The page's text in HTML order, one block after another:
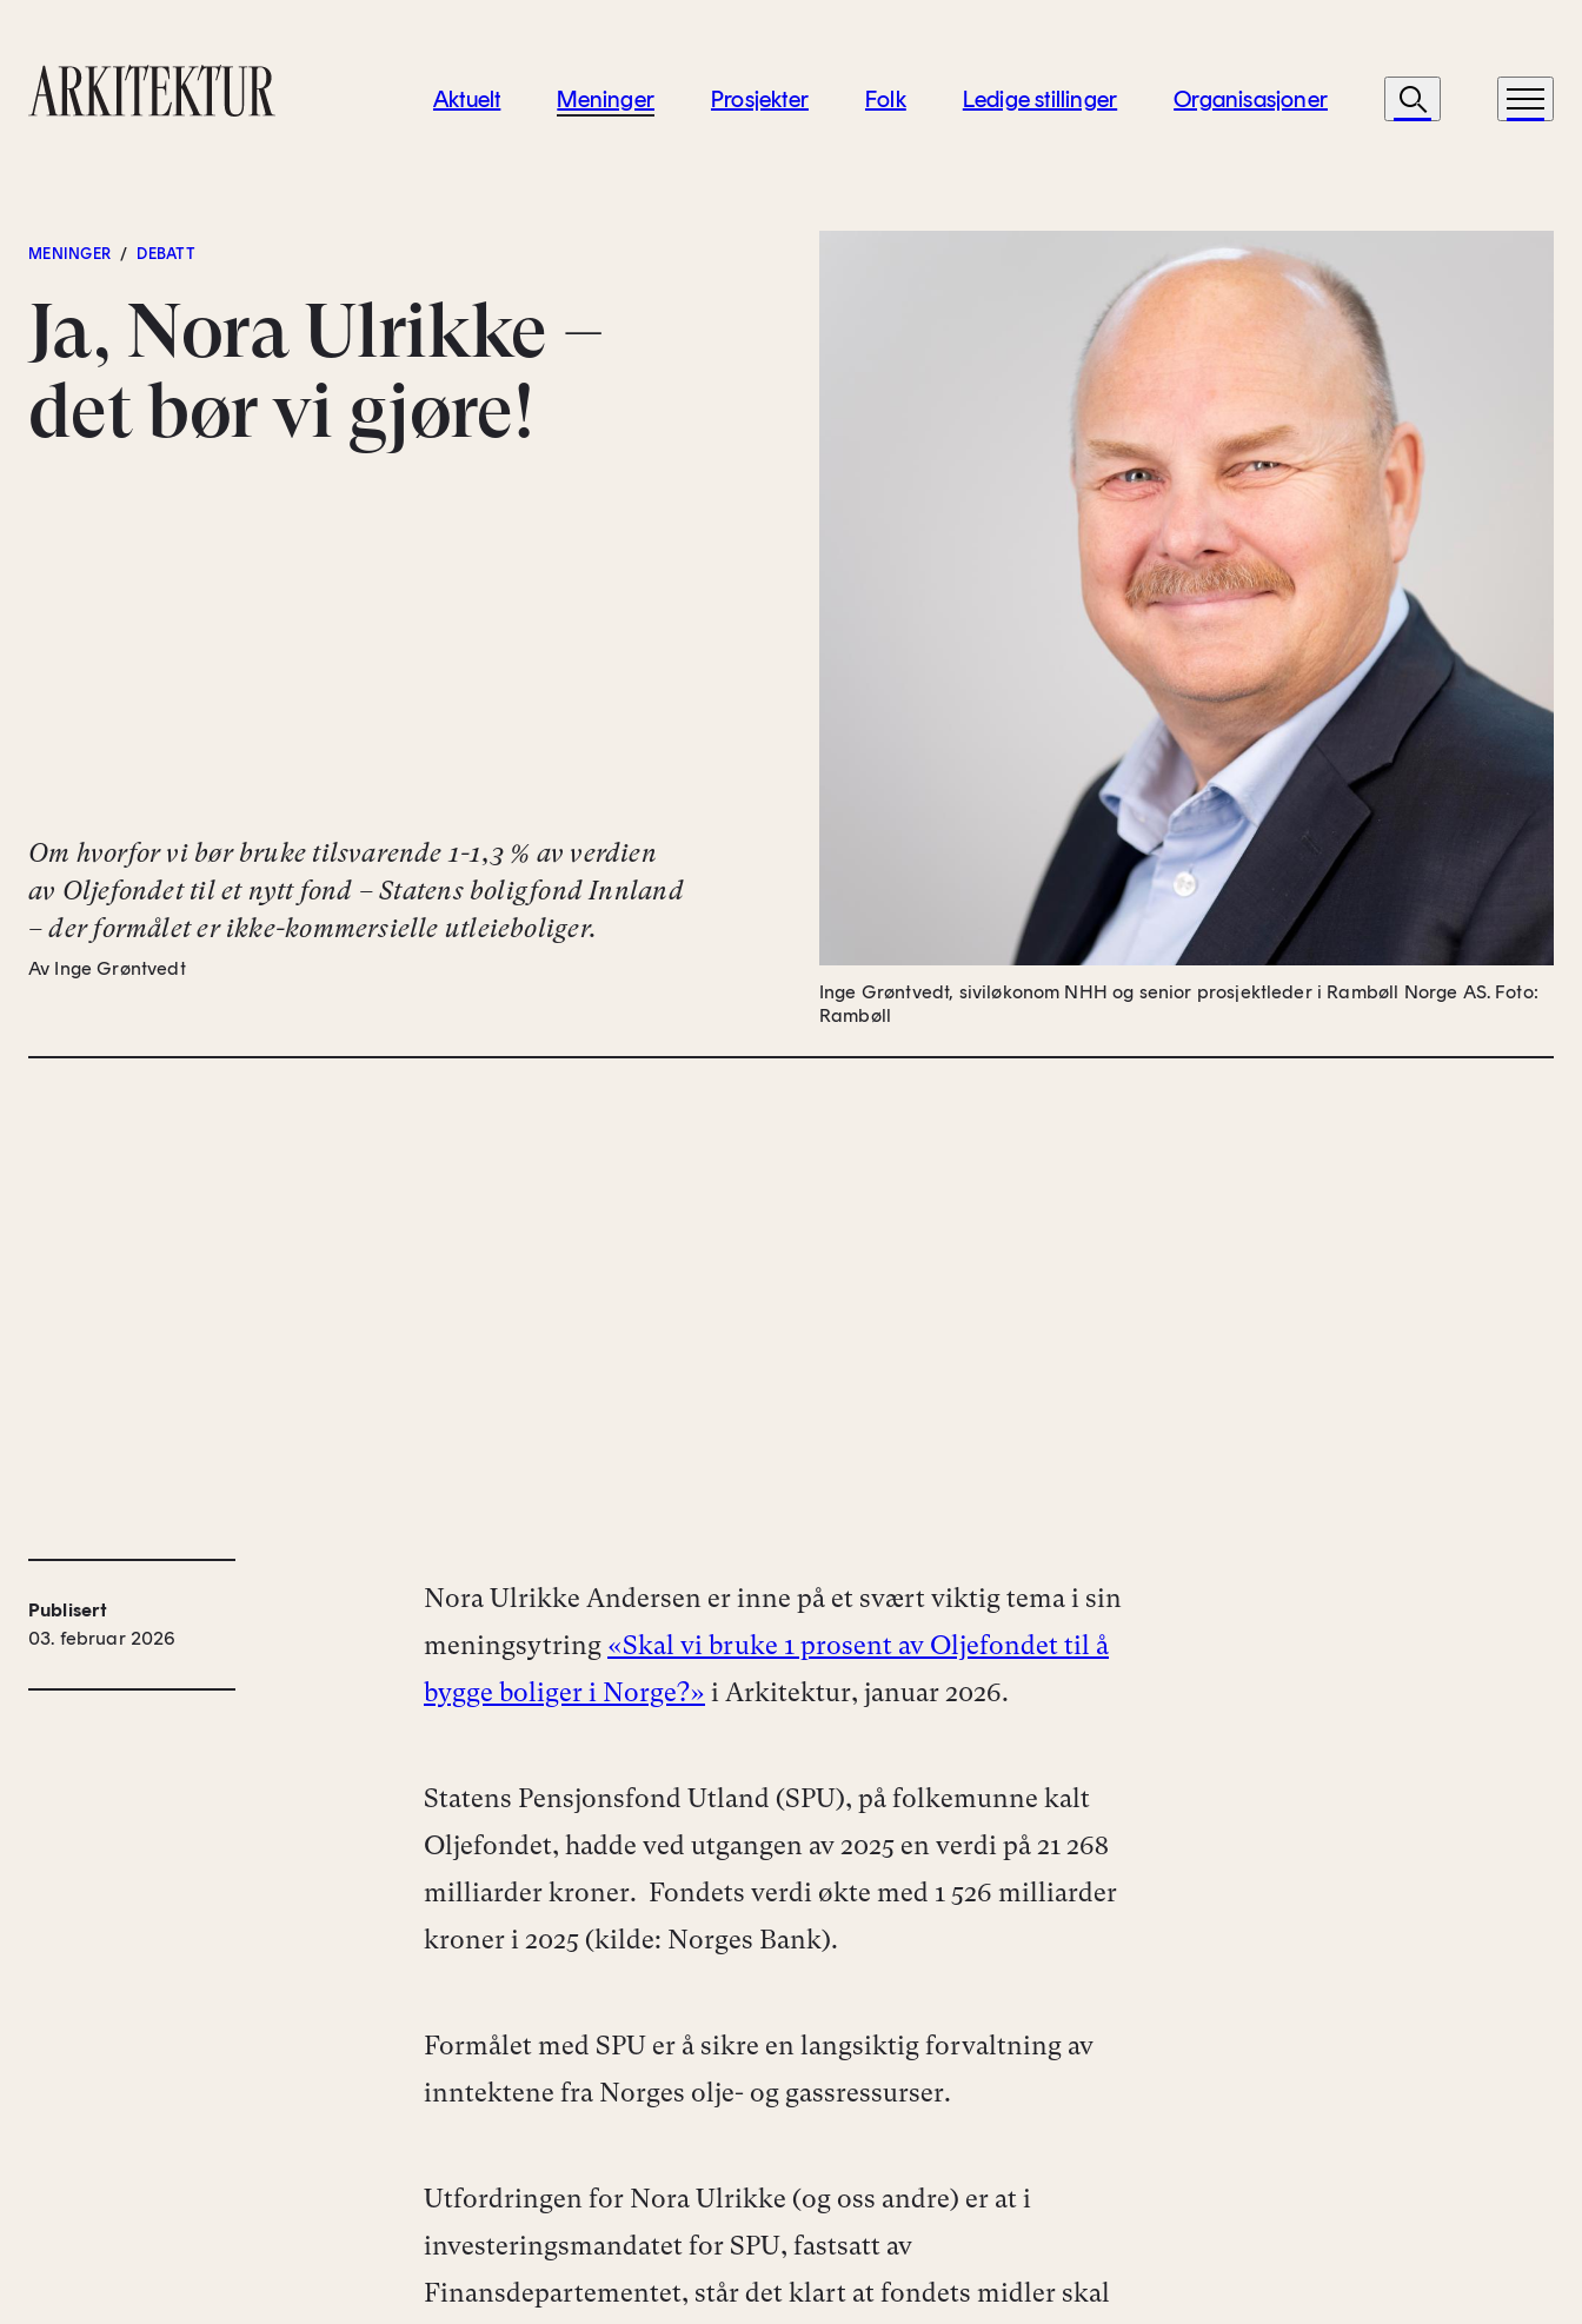
Aktuelt Meninger Prosjekter Folk Ledige stillinger Organisasjoner Søk Meny
MENINGER / DEBATT
Ja, Nora Ulrikke –
det bør vi gjøre!
Om hvorfor vi bør bruke tilsvarende 1-1,3 % av verdien
av Oljefondet til et nytt fond – Statens boligfond Innland
– der formålet er ikke-kommersielle utleieboliger.
Av Inge Grøntvedt
Inge Grøntvedt, siviløkonom NHH og senior prosjektleder i Rambøll Norge AS. Foto:
Rambøll
Publisert
03. februar 2026
Nora Ulrikke Andersen er inne på et svært viktig tema i sin
meningsytring «Skal vi bruke 1 prosent av Oljefondet til å
bygge boliger i Norge?» i Arkitektur, januar 2026.
Statens Pensjonsfond Utland (SPU), på folkemunne kalt
Oljefondet, hadde ved utgangen av 2025 en verdi på 21 268
milliarder kroner. Fondets verdi økte med 1 526 milliarder
kroner i 2025 (kilde: Norges Bank).
Formålet med SPU er å sikre en langsiktig forvaltning av
inntektene fra Norges olje- og gassressurser.
Utfordringen for Nora Ulrikke (og oss andre) er at i
investeringsmandatet for SPU, fastsatt av
Finansdepartementet, står det klart at fondets midler skal